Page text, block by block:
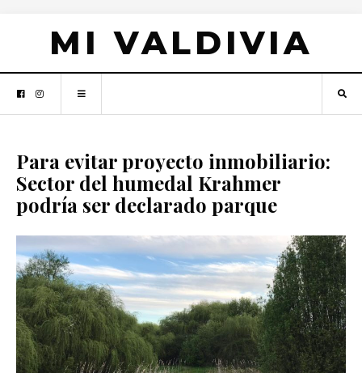
MI VALDIVIA
Para evitar proyecto inmobiliario:
Sector del humedal Krahmer
podría ser declarado parque